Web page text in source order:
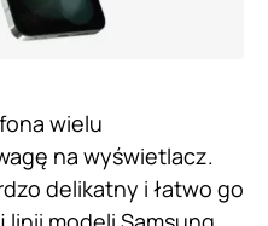
wielu
na wyświetlacz.
delikatny i łatwo go